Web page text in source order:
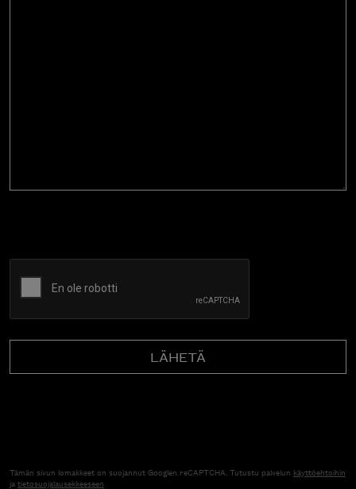
Tämän sivun lomakkeet on suojannut Googlen reCAPTCHA. Tutustu palvelun käyttöehtoihin
jatietosuojalausekkeeseen